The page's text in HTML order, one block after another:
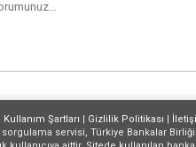
Kullanım Şartları | Gizlilik Politikası |
servisi, Türkiye Bankalar Birliği